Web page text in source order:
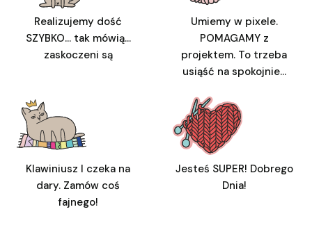
Realizujemy dość
SZYBKO... tak mówią...
zaskoczeni są
Umiemy w pixele.
POMAGAMY z
projektem. To trzeba
usiąść na spokojnie...
Klawiniusz I czeka na
dary. Zamów coś
fajnego!
Jesteś SUPER! Dobrego
Dnia!